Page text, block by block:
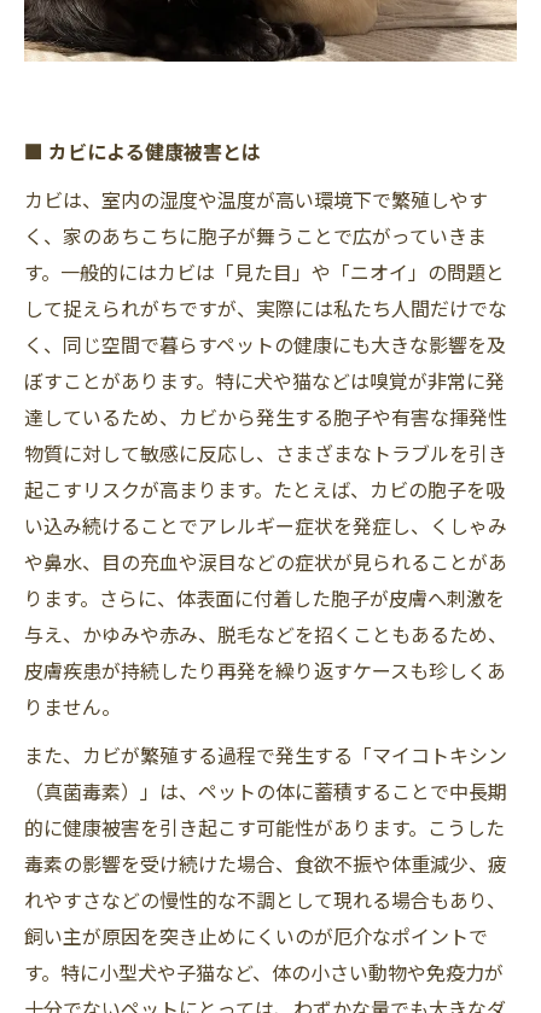
■ カビによる健康被害とは
カビは、室内の湿度や温度が高い環境下で繁殖しやす
く、家のあちこちに胞子が舞うことで広がっていきま
す。一般的にはカビは「見た目」や「ニオイ」の問題と
して捉えられがちですが、実際には私たち人間だけでな
く、同じ空間で暮らすペットの健康にも大きな影響を及
ぼすことがあります。特に犬や猫などは嗅覚が非常に発
達しているため、カビから発生する胞子や有害な揮発性
物質に対して敏感に反応し、さまざまなトラブルを引き
起こすリスクが高まります。たとえば、カビの胞子を吸
い込み続けることでアレルギー症状を発症し、くしゃみ
や鼻水、目の充血や涙目などの症状が見られることがあ
ります。さらに、体表面に付着した胞子が皮膚へ刺激を
与え、かゆみや赤み、脱毛などを招くこともあるため、
皮膚疾患が持続したり再発を繰り返すケースも珍しくあ
りません。
また、カビが繁殖する過程で発生する「マイコトキシン
（真菌毒素）」は、ペットの体に蓄積することで中長期
的に健康被害を引き起こす可能性があります。こうした
毒素の影響を受け続けた場合、食欲不振や体重減少、疲
れやすさなどの慢性的な不調として現れる場合もあり、
飼い主が原因を突き止めにくいのが厄介なポイントで
す。特に小型犬や子猫など、体の小さい動物や免疫力が